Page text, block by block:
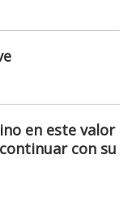
en este valor
con su